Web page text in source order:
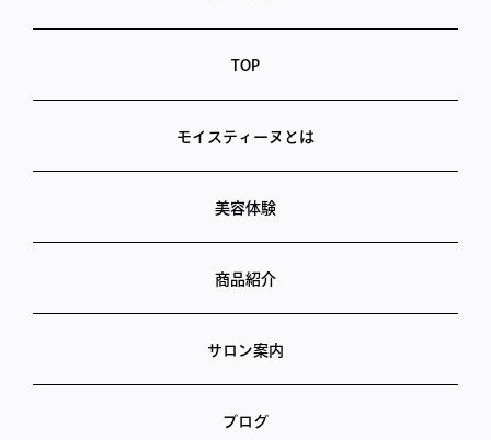
TOP
モイスティーヌとは
美容体験
商品紹介
サロン案内
ブログ